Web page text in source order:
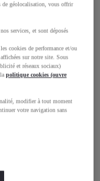
4,5L/100 km
101g/km
de géolocalisation, vous offrir
services, et sont déposés
cookies de performance et/ou
sur notre site. Sous
et réseaux sociaux)
lapolitique cookies (ouvre
modifier à tout moment
votre navigation sans